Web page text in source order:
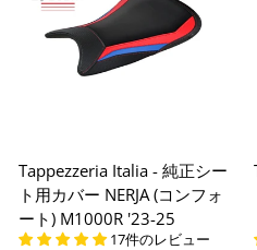
Tappezzeria Italia - 純正シー
ト用カバー NERJA (コンフォ
ート) M1000R '23-25
17件のレビュー